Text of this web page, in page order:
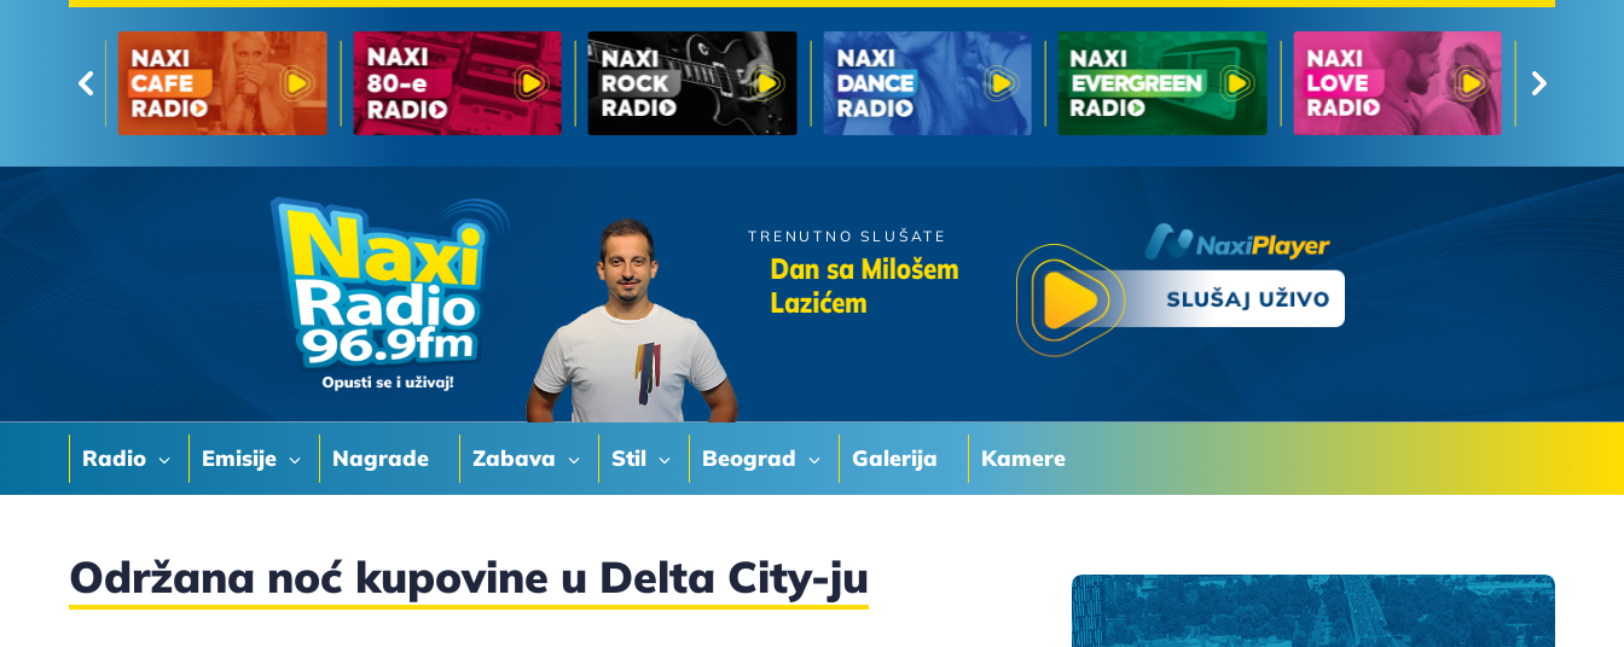
Radio Emisije Nagrade Zabava Stil Beograd Galerija Kamere
TRENUTNO SLUŠATE
Dan sa Milošem
Moby Dick
Ljubomoran
Održana noć kupovine u Delta City-ju